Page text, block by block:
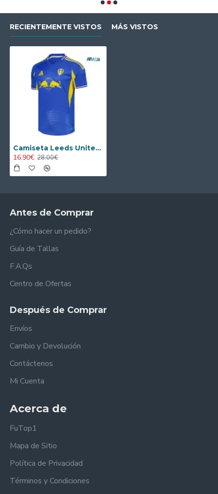
RECIENTEMENTE VISTOS MÁS VISTOS
Camiseta Leeds United Segunda Equipación 2025/2026 Azul
16.90€ 28.00€
Antes de Comprar
¿Cómo hacer un pedido?
Guía de Tallas
F.A.Qs
Centro de Ofertas
Después de Comprar
Envíos
Cambio y Devolución
Contáctenos
Mi Cuenta
Acerca de
FuTop1
Mapa de Sitio
Política de Privacidad
Términos y Condiciones